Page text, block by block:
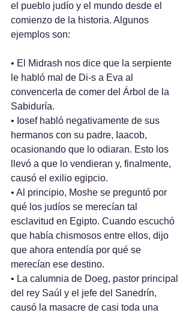
el pueblo judío y el mundo desde el
comienzo de la historia. Algunos
ejemplos son:
• El Midrash nos dice que la serpiente
le habló mal de Di-s a Eva al
convencerla de comer del Árbol de la
Sabiduría.
• Iosef habló negativamente de sus
hermanos con su padre, Iaacob,
ocasionando que lo odiaran. Esto los
llevó a que lo vendieran y, finalmente,
causó el exilio egipcio.
• Al principio, Moshe se preguntó por
qué los judíos se merecían tal
esclavitud en Egipto. Cuando escuchó
que había chismosos entre ellos, dijo
que ahora entendía por qué se
merecían ese destino.
• La calumnia de Doeg, pastor principal
del rey Saúl y el jefe del Sanedrín,
causó la masacre de casi toda una